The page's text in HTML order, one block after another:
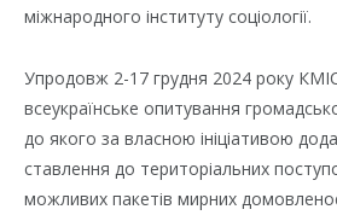
міжнародного інституту соціології.
Упродовж 2-17 грудня 2024 року
всеукраїнське опитування
до якого за власною ініціативою
ставлення до територіальних
можливих пакетів мирних